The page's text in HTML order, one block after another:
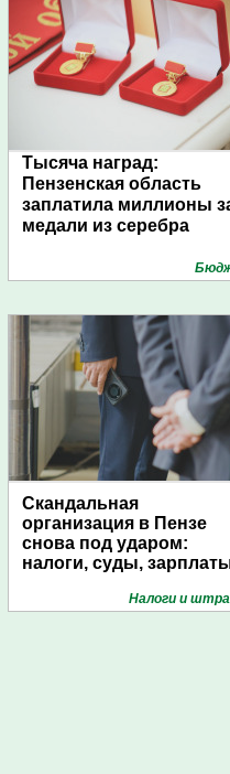
Тысяча наград:
Пензенская область
заплатила миллионы
медали из серебра
Скандальная
организация в Пензе
снова под ударом:
налоги, суды,
Налоги и